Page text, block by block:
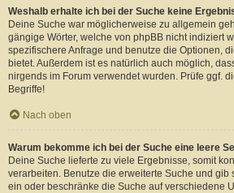
Weshalb erhalte ich bei der Suche keine
Deine Suche war möglicherweise zu allgemein
gängige Wörter, welche von phpBB nicht indiziert
spezifischere Anfrage und benutze die Optionen,
bietet. Außerdem ist es natürlich auch möglich,
nirgends im Forum verwendet wurden. Prüfe ggf.
Begriffe!
Nach oben
Warum bekomme ich bei der Suche eine leere
Deine Suche lieferte zu viele Ergebnisse, somit
verarbeiten. Benutze die erweiterte Suche und gib
ein oder beschränke die Suche auf verschiedene